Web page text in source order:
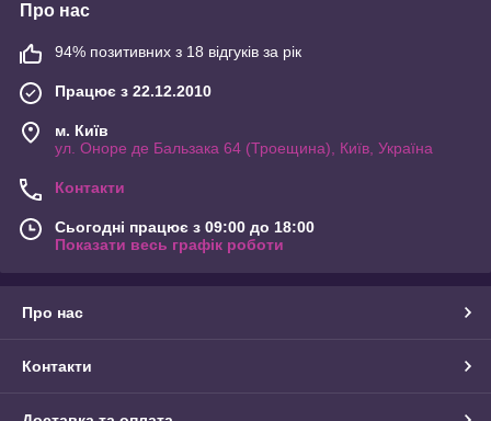
Про нас
94% позитивних з 18 відгуків за рік
Працює з 22.12.2010
м. Київ
ул. Оноре де Бальзака 64 (Троещина), Київ, Україна
Контакти
Сьогодні працює з 09:00 до 18:00
Показати весь графік роботи
Про нас
Контакти